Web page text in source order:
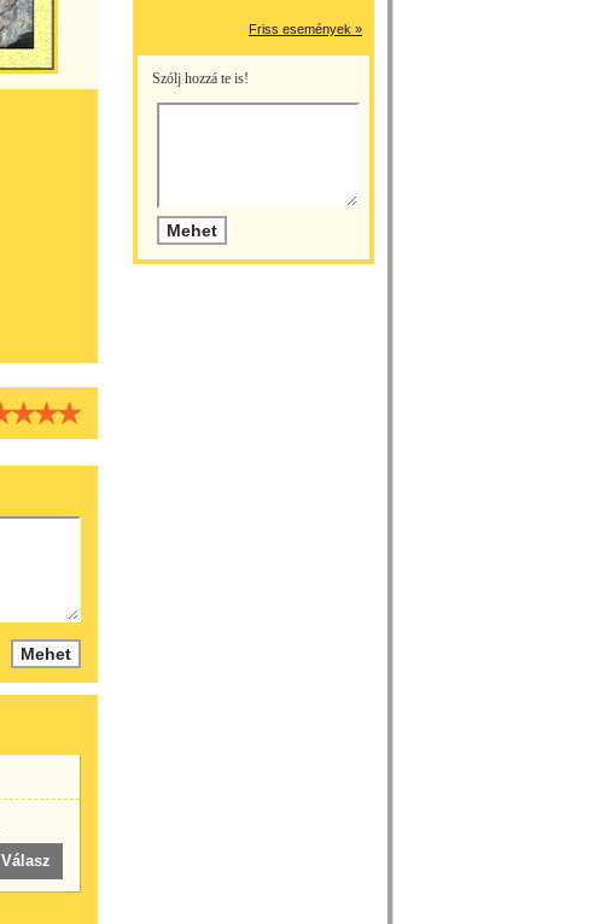
Válasz
Friss események »
Szólj hozzá te is!